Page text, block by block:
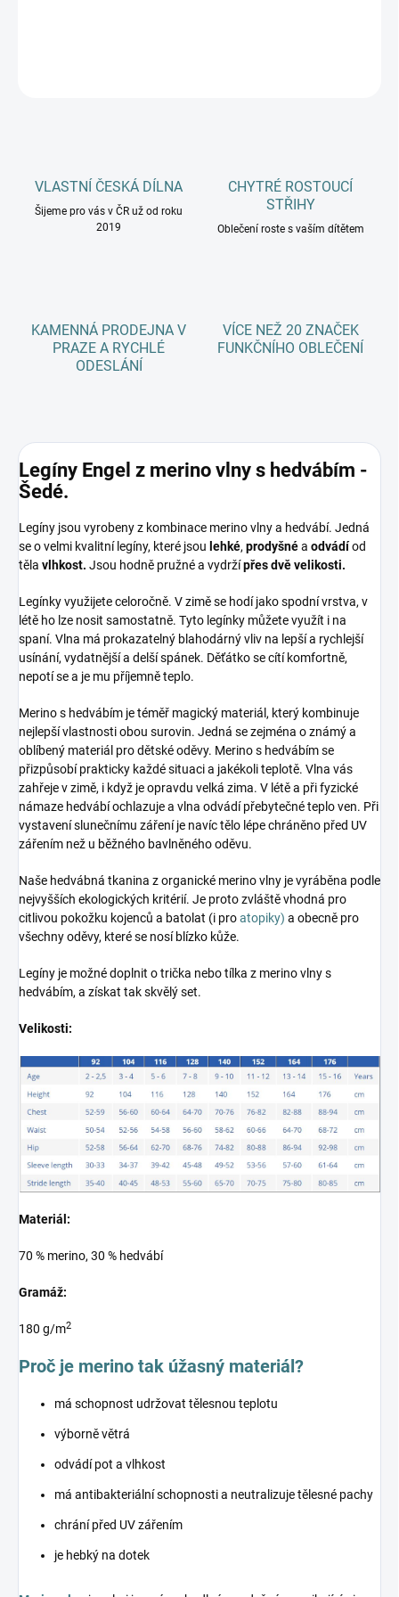
VLASTNÍ ČESKÁ DÍLNA
Šijeme pro vás v ČR už od roku
2019
CHYTRÉ ROSTOUCÍ
STŘIHY
Oblečení roste s vaším dítětem
KAMENNÁ PRODEJNA V
PRAZE A RYCHLÉ
ODESLÁNÍ
VÍCE NEŽ 20 ZNAČEK
FUNKČNÍHO OBLEČENÍ
Legíny Engel z merino vlny s hedvábím -
Šedé.
Legíny jsou vyrobeny z kombinace merino vlny a hedvábí. Jedná
se o velmi kvalitní legíny, které jsou lehké, prodyšnéa odvádíod
těla vlhkost. Jsou hodně pružné a vydržípřes dvě velikosti.
Legínky využijete celoročně. V zimě se hodí jako spodní vrstva, v
létě ho lze nosit samostatně. Tyto legínky můžete využít i na
spaní. Vlna má prokazatelný blahodárný vliv na lepší a rychlejší
usínání, vydatnější a delší spánek. Děťátko se cítí komfortně,
nepotí se a je mu příjemně teplo.
Merino s hedvábím je téměř magický materiál, který kombinuje
nejlepší vlastnosti obou surovin. Jedná se zejména o známý a
oblíbený materiál pro dětské oděvy. Merino s hedvábím se
přizpůsobí prakticky každé situaci a jakékoli teplotě. Vlna vás
zahřeje v zimě, i když je opravdu velká zima. V létě a při fyzické
námaze hedvábí ochlazuje a vlna odvádí přebytečné teplo ven. Při
vystavení slunečnímu záření je navíc tělo lépe chráněno před UV
zářením než u běžného bavlněného oděvu.
Naše hedvábná tkanina z organické merino vlny je vyráběna podle
nejvyšších ekologických kritérií. Je proto zvláště vhodná pro
citlivou pokožku kojenců a batolat (i proatopiky) a obecně pro
všechny oděvy, které se nosí blízko kůže.
Legíny je možné doplnit o trička nebo tílka z merino vlny s
hedvábím, a získat tak skvělý set.
Velikosti:
Materiál:
70 % merino, 30 % hedvábí
Gramáž:
180 g/m2
Proč je merino tak úžasný materiál?
má schopnost udržovat tělesnou teplotu
výborně větrá
odvádí pot a vlhkost
má antibakteriální schopnosti a neutralizuje tělesné pachy
chrání před UV zářením
je hebký na dotek